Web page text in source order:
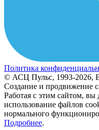
Политика
© АСЦ Пульс, 1993-2026,
Создание и продвижение
Работая с этим сайтом, вы
использование файлов
нормального
Подробнее.